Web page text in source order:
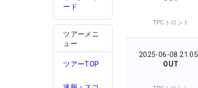
ード
ツアーメニ
ュー
ツアーTOP
TPCトロント
2025-06-08 21:05
OUT